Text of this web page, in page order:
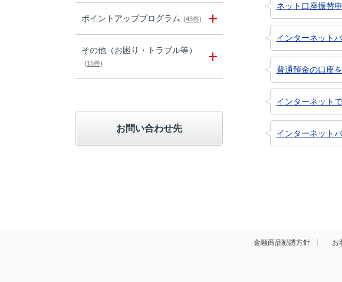
ポイントアッププログラム (43件)
その他（お困り・トラブル等）
(15件)
お問い合わせ先
ネット口座振替
インターネット
普通預金の口座
インターネット
インターネット
金融商品勧誘方針 お